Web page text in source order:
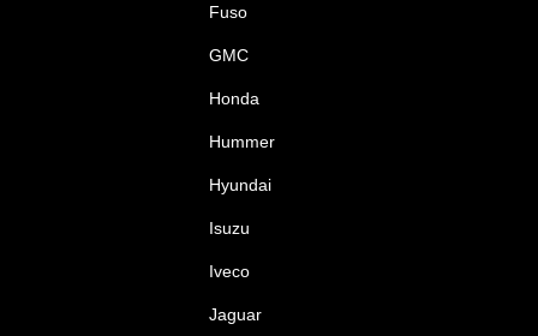
Fuso
GMC
Honda
Hummer
Hyundai
Isuzu
Iveco
Jaguar